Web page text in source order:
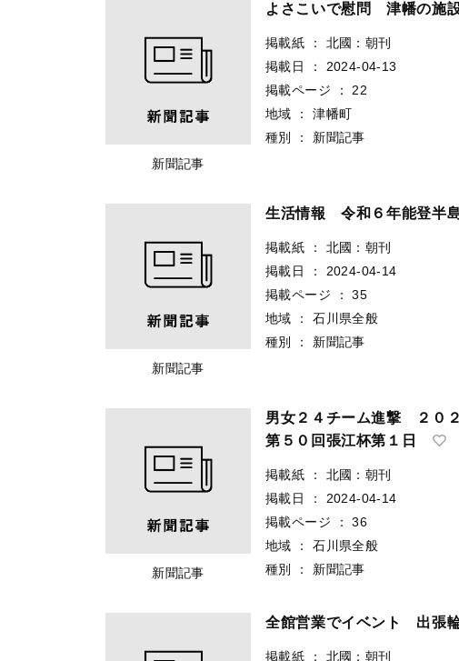
新聞記事
よさこいで慰問 津幡の施
掲載紙 ：
北國：朝刊
掲載日
：
2024-04-13
掲載ページ
：
22
地域
：
津幡町
種別
： 新聞記事
新聞記事
生活情報 令和６年能登半
掲載紙 ：
北國：朝刊
掲載日
：
2024-04-14
掲載ページ
：
35
地域
：
石川県全般
種別
： 新聞記事
新聞記事
男女２４チーム進撃 ２０
第５０回張江杯第１日
掲載紙 ：
北國：朝刊
掲載日
：
2024-04-14
掲載ページ
：
36
地域
：
石川県全般
種別
： 新聞記事
全館営業でイベント 出張
掲載紙 ： 北國：朝刊